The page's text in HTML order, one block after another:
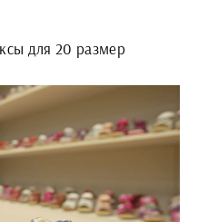
для 20 размер